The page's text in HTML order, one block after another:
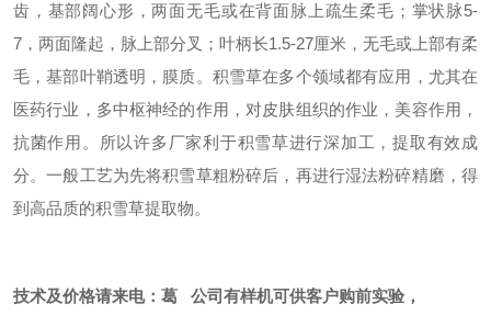
齿，基部阔心形，两面无毛或在背面脉上疏生柔毛；掌状脉5-
7，两面隆起，脉上部分叉；叶柄长1.5-27厘米，无毛或上部有柔
毛，基部叶鞘透明，膜质。 积雪草在多个领域都有应用，尤其在
医药行业，多中枢神经的作用，对皮肤组织的作业，美容作用，
抗菌作用。所以许多厂家利于积雪草进行深加工，提取有效成
分。一般工艺为先将积雪草粗粉碎后，再进行湿法粉碎精磨，得
到高品质的积雪草提取物。
技术及价格请来电：葛 公司有样机可供客户购前实验，